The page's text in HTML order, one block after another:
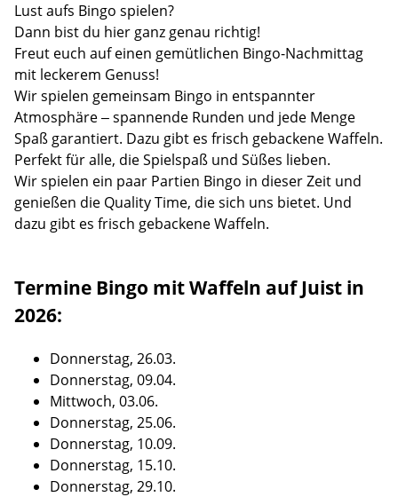
Lust aufs Bingo spielen?
Dann bist du hier ganz genau richtig!
Freut euch auf einen gemütlichen Bingo-Nachmittag
mit leckerem Genuss!
Wir spielen gemeinsam Bingo in entspannter
Atmosphäre – spannende Runden und jede Menge
Spaß garantiert. Dazu gibt es frisch gebackene Waffeln.
Perfekt für alle, die Spielspaß und Süßes lieben.
Wir spielen ein paar Partien Bingo in dieser Zeit und
genießen die Quality Time, die sich uns bietet. Und
dazu gibt es frisch gebackene Waffeln.
Termine Bingo mit Waffeln auf Juist in
2026:
Donnerstag, 26.03.
Donnerstag, 09.04.
Mittwoch, 03.06.
Donnerstag, 25.06.
Donnerstag, 10.09.
Donnerstag, 15.10.
Donnerstag, 29.10.